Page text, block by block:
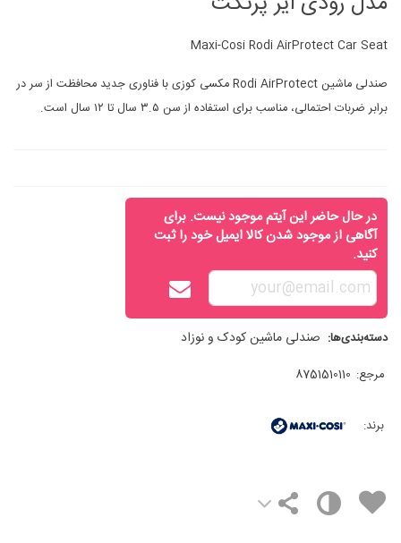
Maxi-Cosi Rodi AirProtect Car Seat
صندلی ماشین Rodi AirProtect مکسی کوزی با فناوری جدید محافظت از سر در
برابر ضربات احتمالی، مناسب برای استفاده از سن ۳.۵ سال تا ۱۲ سال است.
در حال حاضر این آیتم موجود نیست. برای
آگاهی از موجود شدن کالا ایمیل خود را ثبت
کنید.
دسته‌بندی‌ها: صندلی ماشین کودک و نوزاد
مرجع: 8751510110
برند: